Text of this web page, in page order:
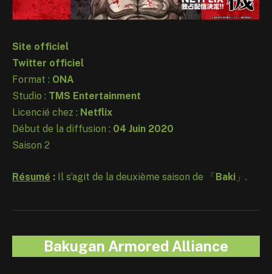
Site officiel
Twitter officiel
Format : ONA
Studio : TMS Entertainment
Licencié chez : Netflix
Début de la diffusion : 04 Juin 2020
Saison 2
Résumé : Il s’agit de la deuxième saison de 「Baki 」.
Bakugan Armored Alliance